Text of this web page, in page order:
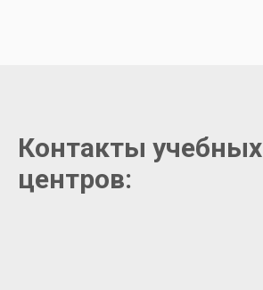
Контакты учебных
центров: